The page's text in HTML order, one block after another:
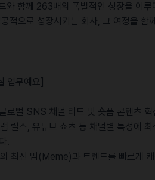
와 함께 263배의 폭발적인 성장을 이
적으로 성장시키는 회사, 그 여정을 함
업무예요]
로벌 SNS 채널 리드 및 숏폼 콘텐츠 혁
릴스, 유튜브 쇼츠 등 채널별 특성에
.
최신 밈(Meme)과 트렌드를 빠르게